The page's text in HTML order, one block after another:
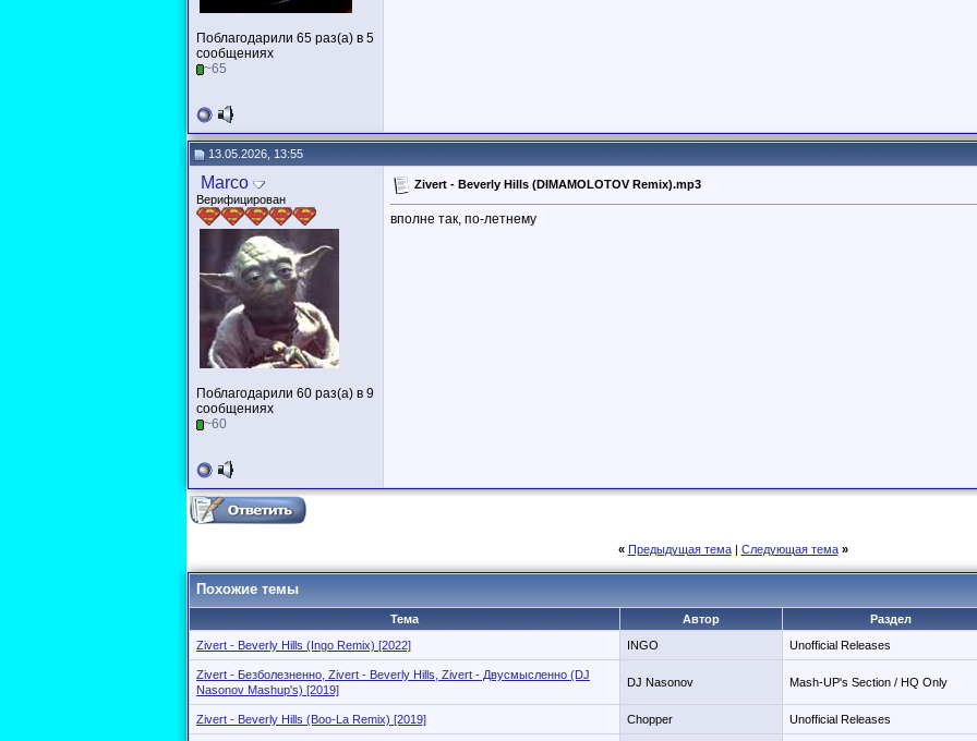
Поблагодарили 65 раз(а) в 5
сообщениях
~65
13.05.2026, 13:55
Marco
Верифицирован
Поблагодарили 60 раз(а) в 9
сообщениях
~60
Zivert - Beverly Hills (DIMAMOLOTOV Remix).mp3
вполне так, по-летнему
« Предыдущая тема| Следующая тема »
Похожие темы
Тема Автор
Раздел
Zivert - Beverly Hills (Ingo Remix) [2022]
INGO Unofficial Releases
Zivert - Безболезненно, Zivert - Beverly Hills, Zivert - Двусмысленно (DJ
Nasonov Mashup's) [2019]
DJ Nasonov Mash-UP's Section / HQ Only
Zivert - Beverly Hills (Boo-La Remix) [2019] Chopper Unofficial Releases